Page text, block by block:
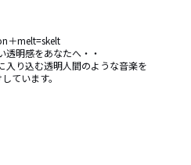
＋melt=skelt
透明感をあなたへ・・
入り込む透明人間のような音楽を
ています。